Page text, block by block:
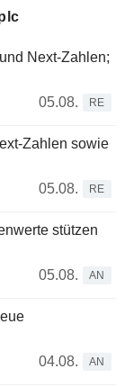
Next-Zahlen;
05.08.
RE
Zahlen sowie
05.08.
RE
stützen
05.08.
AN
04.08.
AN